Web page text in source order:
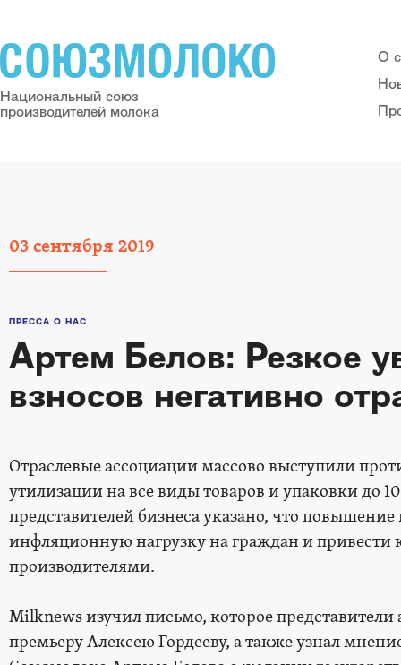
Национальный союз
производителей молока
О
03сентября 2019
ПРЕССА О НАС
Артем Белов: Резкое
взносов негативно
Отраслевые ассоциации массово выступили
утилизации на все виды товаров и упаковки до
представителей бизнеса указано, что
инфляционную нагрузку на граждан и привести
производителями.
Milknews изучил письмо, которое
премьеру Алексею Гордееву, а также узнал